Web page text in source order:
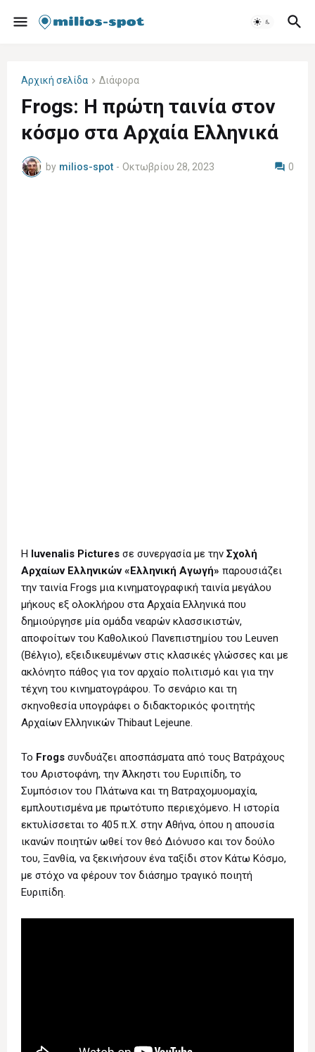
Αρχική σελίδα Διάφορα
Frogs: Η πρώτη ταινία στον
κόσμο στα Αρχαία Ελληνικά
by milios-spot - Οκτωβρίου 28, 2023 0
Η Iuvenalis Pictures σε συνεργασία με την Σχολή
Αρχαίων Ελληνικών «Ελληνική Αγωγή» παρουσιάζει
την ταινία Frogs μια κινηματογραφική ταινία μεγάλου
μήκους εξ ολοκλήρου στα Αρχαία Ελληνικά που
δημιούργησε μία ομάδα νεαρών κλασσικιστών,
αποφοίτων του Καθολικού Πανεπιστημίου του Leuven
(Βέλγιο), εξειδικευμένων στις κλασικές γλώσσες και με
ακλόνητο πάθος για τον αρχαίο πολιτισμό και για την
τέχνη του κινηματογράφου. Το σενάριο και τη
σκηνοθεσία υπογράφει ο διδακτορικός φοιτητής
Αρχαίων Ελληνικών Thibaut Lejeune.
Το Frogs συνδυάζει αποσπάσματα από τους Βατράχους
του Αριστοφάνη, την Άλκηστι του Ευριπίδη, το
Συμπόσιον του Πλάτωνα και τη Βατραχομυομαχία,
εμπλουτισμένα με πρωτότυπο περιεχόμενο. Η ιστορία
εκτυλίσσεται το 405 π.Χ. στην Αθήνα, όπου η απουσία
ικανών ποιητών ωθεί τον θεό Διόνυσο και τον δούλο
του, Ξανθία, να ξεκινήσουν ένα ταξίδι στον Κάτω Κόσμο,
με στόχο να φέρουν τον διάσημο τραγικό ποιητή
Ευριπίδη.